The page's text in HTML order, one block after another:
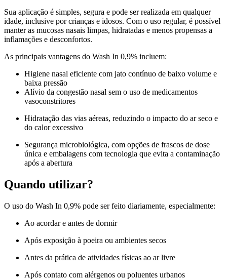
Sua aplicação é simples, segura e pode ser realizada em qualquer
idade, inclusive por crianças e idosos. Com o uso regular, é possível
manter as mucosas nasais limpas, hidratadas e menos propensas a
inflamações e desconfortos.
As principais vantagens do Wash In 0,9% incluem:
Higiene nasal eficiente com jato contínuo de baixo volume e
baixa pressão
Alívio da congestão nasal sem o uso de medicamentos
vasoconstritores
Hidratação das vias aéreas, reduzindo o impacto do ar seco e
do calor excessivo
Segurança microbiológica, com opções de frascos de dose
única e embalagens com tecnologia que evita a contaminação
após a abertura
Quando utilizar?
O uso do Wash In 0,9% pode ser feito diariamente, especialmente:
Ao acordar e antes de dormir
Após exposição à poeira ou ambientes secos
Antes da prática de atividades físicas ao ar livre
Após contato com alérgenos ou poluentes urbanos